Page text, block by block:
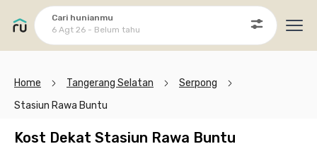
Cari hunianmu
6 Agt 26 - Belum tahu
Home Tangerang Selatan
Serpong
Stasiun Rawa Buntu
Kost Dekat Stasiun Rawa Buntu